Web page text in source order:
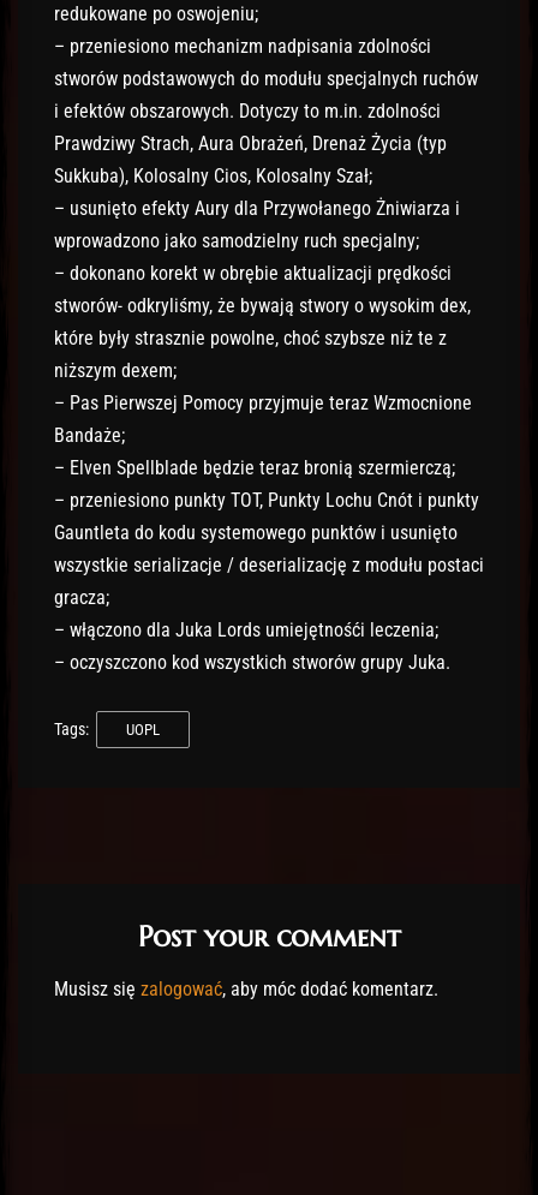
redukowane po oswojeniu;
– przeniesiono mechanizm nadpisania zdolności
stworów podstawowych do modułu specjalnych ruchów
i efektów obszarowych. Dotyczy to m.in. zdolności
Prawdziwy Strach, Aura Obrażeń, Drenaż Życia (typ
Sukkuba), Kolosalny Cios, Kolosalny Szał;
– usunięto efekty Aury dla Przywołanego Żniwiarza i
wprowadzono jako samodzielny ruch specjalny;
– dokonano korekt w obrębie aktualizacji prędkości
stworów- odkryliśmy, że bywają stwory o wysokim dex,
które były strasznie powolne, choć szybsze niż te z
niższym dexem;
– Pas Pierwszej Pomocy przyjmuje teraz Wzmocnione
Bandaże;
– Elven Spellblade będzie teraz bronią szermierczą;
– przeniesiono punkty TOT, Punkty Lochu Cnót i punkty
Gauntleta do kodu systemowego punktów i usunięto
wszystkie serializacje / deserializację z modułu postaci
gracza;
– włączono dla Juka Lords umiejętnośći leczenia;
– oczyszczono kod wszystkich stworów grupy Juka.
Tags: UOPL
Post your comment
Musisz się zalogować, aby móc dodać komentarz.